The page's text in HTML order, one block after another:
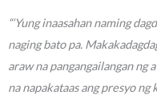
“‘Yung inaasahan naming
naging bato pa.
araw na pangangailangan ng
na napakataas ang presyo